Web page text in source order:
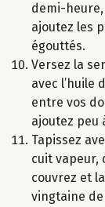
demi-
ajoutez les
égouttés.
Versez la
avec l’huile
entre vos
ajoutez peu
Tapissez
cuit vapeur,
couvrez et
vingtaine